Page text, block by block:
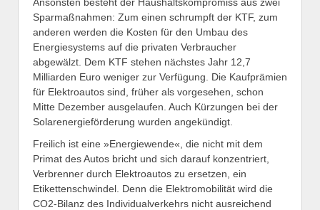
Ansonsten besteht der Haushaltskompromiss aus zwei
Sparmaßnahmen: Zum einen schrumpft der KTF, zum
anderen werden die Kosten für den Umbau des
Energiesystems auf die privaten Verbraucher
abgewälzt. Dem KTF stehen nächstes Jahr 12,7
Milliarden Euro weniger zur Verfügung. Die Kaufprämien
für Elektroautos sind, früher als vorgesehen, schon
Mitte Dezember ausgelaufen. Auch Kürzungen bei der
Solarenergieförderung wurden angekündigt.
Freilich ist eine »Energiewende«, die nicht mit dem
Primat des Autos bricht und sich darauf konzentriert,
Verbrenner durch Elektroautos zu ersetzen, ein
Etikettenschwindel. Denn die Elektromobilität wird die
CO2-Bilanz des Individualverkehrs nicht ausreichend